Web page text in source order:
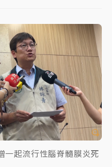
卡趣」！抽獎程序複雜 觀
數！辜仲諒向法院聲請遭
今線上預約開賣一度塞車
東檢抗告成功 今重開羈
彈轟3天 「紅到發紫」降
一起流行性腦脊髓膜炎死